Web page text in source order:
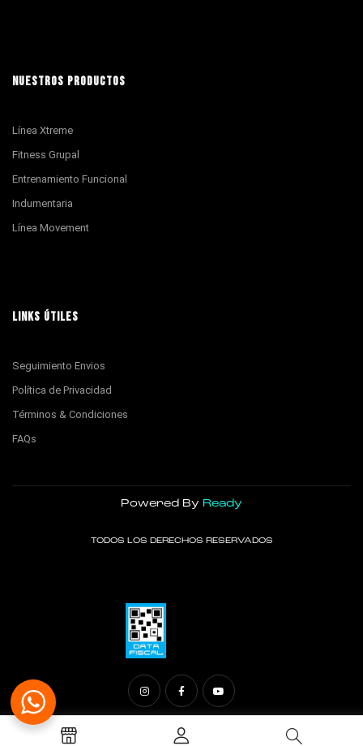
NUESTROS PRODUCTOS
Línea Xtreme
Fitness Grupal
Entrenamiento Funcional
Indumentaria
Línea Movement
LINKS ÚTILES
Seguimiento Envios
Política de Privacidad
Términos & Condiciones
FAQs
Powered By Ready
TODOS LOS DERECHOS RESERVADOS